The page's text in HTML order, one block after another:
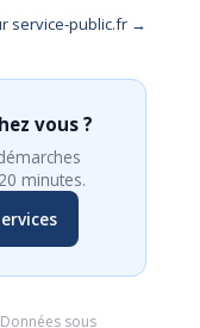
service-public.fr →
vous ?
minutes.
sous